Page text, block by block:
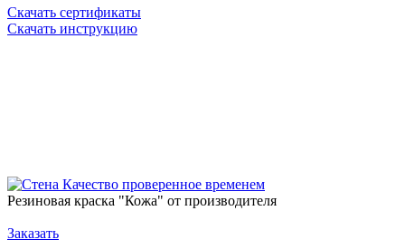
Скачать сертификаты
Скачать инструкцию
Качество проверенное временем
Резиновая краска "Кожа" от производителя
Заказать